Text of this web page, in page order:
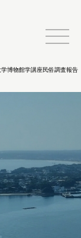
博物館学講座民俗調査報告
三重大学海女研究センター